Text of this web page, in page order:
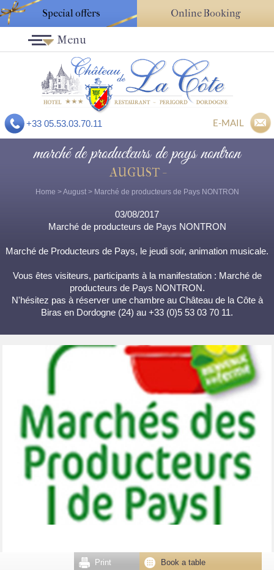
Special offers Online Booking
+33 05.53.03.70.11 E-MAIL
Menu
marché de producteurs de pays nontron
AUGUST -
Home >August> Marché de producteurs de Pays NONTRON
03/08/2017
Marché de producteurs de Pays NONTRON
Marché de Producteurs de Pays, le jeudi soir, animation musicale.
Vous êtes visiteurs, participants à la manifestation : Marché de
producteurs de Pays NONTRON.
N'hésitez pas à réserver une chambre au Château de la Côte à
Biras en Dordogne (24) au +33 (0)5 53 03 70 11.
Book a table
Print